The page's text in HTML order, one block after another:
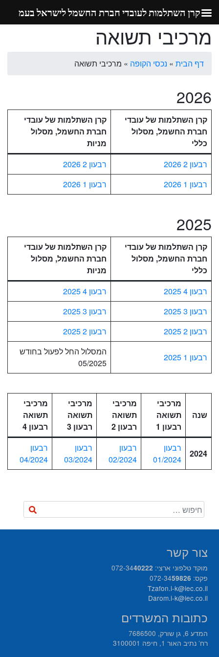
מרכיבי תשואה
דף הבית » נכסי הקופה » מרכיבי תשואה
2026
קרן השתלמות של עובדי
חברת החשמל, מסלול
כללי
קרן השתלמות של עובדי
חברת החשמל, מסלול
מניות
רבעון 2 2026
רבעון 2 2026
רבעון 1 2026
רבעון 1 2026
2025
קרן השתלמות של עובדי
חברת החשמל, מסלול
כללי
קרן השתלמות של עובדי
חברת החשמל, מסלול
מניות
רבעון 4 2025
רבעון 4 2025
רבעון 3 2025
רבעון 3 2025
רבעון 2 2025
רבעון 2 2025
רבעון 1 2025
המסלול החל לפעול בחודש
05/2025
שנה
מרכיבי
תשואה
רבעון 1
מרכיבי
תשואה
רבעון 2
מרכיבי
תשואה
רבעון 3
מרכיבי
תשואה
רבעון 4
2024
רבעון
01/2024
רבעון
02/2024
רבעון
03/2024
רבעון
04/2024
צור קשר
מוקד טלפוני ארצי: 072-34 40222
פקס: 072-34 59826
Tzafon.i-k@iec.co.il
Darom.i-k@iec.co.il
כתובות המשרדים
המדע 6, גן שורק, 7686500
רח’ נתיב האור 1, חיפה 3100001
קרן השתלמות לעובדי חברת החשמל לישראל בעמ